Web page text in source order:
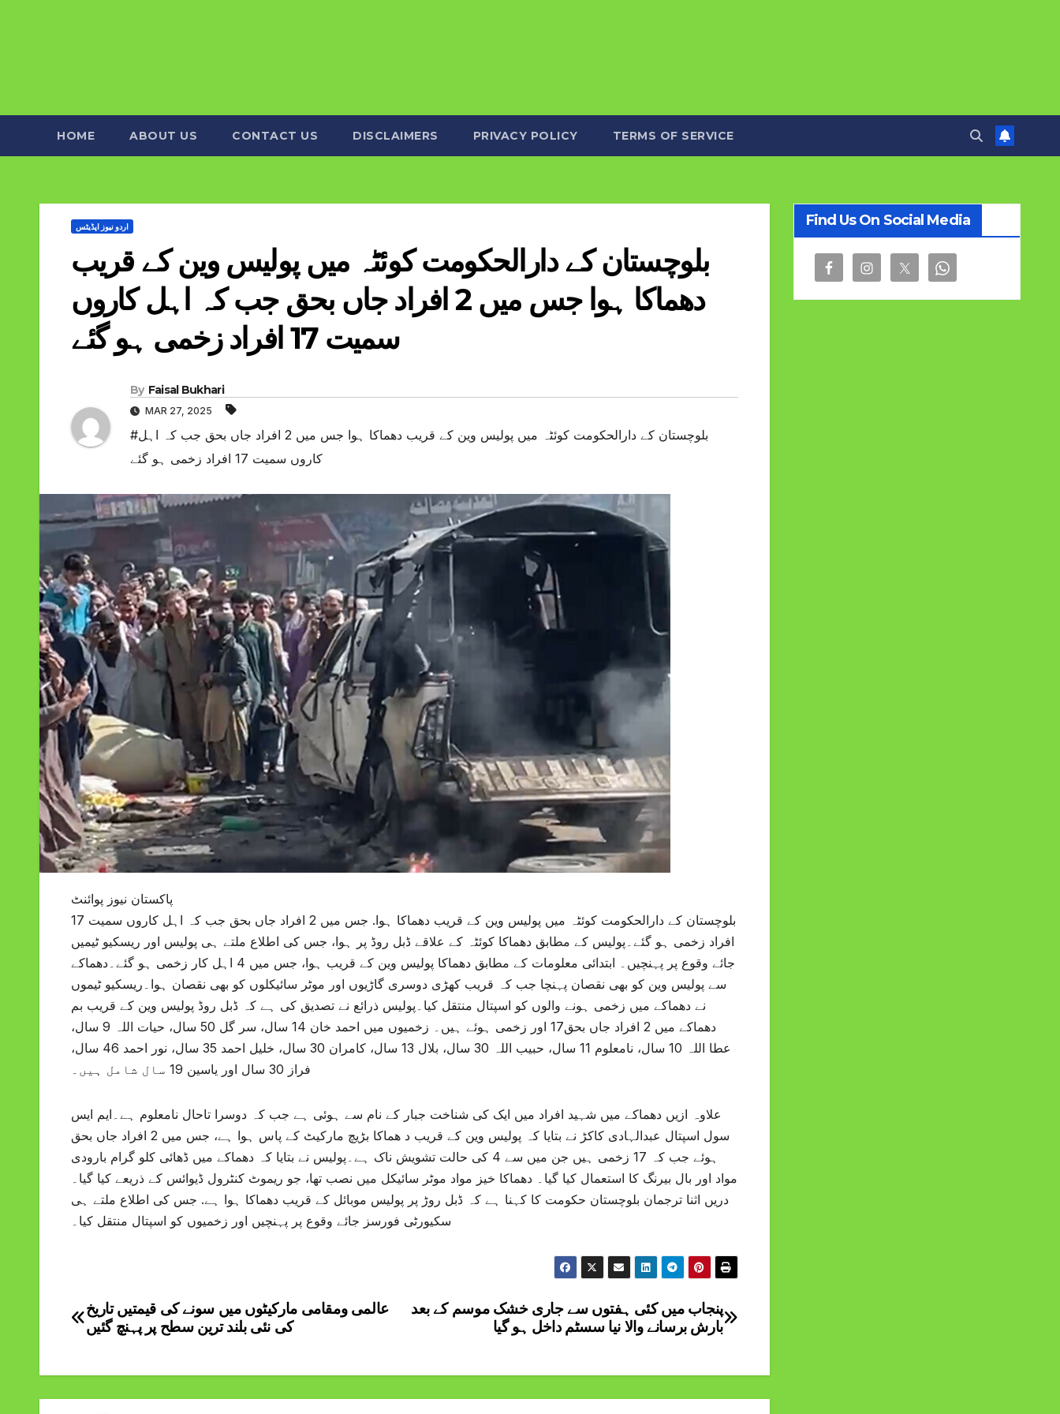
HOME ABOUT US CONTACT US DISCLAIMERS PRIVACY POLICY TERMS OF SERVICE
اردو نیوز اپڈیٹس
بلوچستان کے دارالحکومت کوئٹہ میں پولیس وین کے قریب
دھماکا ہوا جس میں 2 افراد جاں بحق جب کہ اہل کاروں
سمیت 17 افراد زخمی ہو گئے
By Faisal Bukhari
MAR 27, 2025
#بلوچستان کے دارالحکومت کوئٹہ میں پولیس وین کے قریب دھماکا ہوا جس میں 2 افراد جاں بحق جب کہ اہل
کاروں سمیت 17 افراد زخمی ہو گئے
پاکستان نیوز پوائنٹ
بلوچستان کے دارالحکومت کوئٹہ میں پولیس وین کے قریب دھماکا ہوا. جس میں 2 افراد جاں بحق جب کہ اہل کاروں سمیت 17
افراد زخمی ہو گئے۔پولیس کے مطابق دھماکا کوئٹہ کے علاقے ڈبل روڈ پر ہوا، جس کی اطلاع ملتے ہی پولیس اور ریسکیو ٹیمیں
جائے وقوع پر پہنچیں۔ ابتدائی معلومات کے مطابق دھماکا پولیس وین کے قریب ہوا، جس میں 4 اہل کار زخمی ہو گئے۔دھماکے
سے پولیس وین کو بھی نقصان پہنچا جب کہ قریب کھڑی دوسری گاڑیوں اور موٹر سائیکلوں کو بھی نقصان ہوا۔ریسکیو ٹیموں
نے دھماکے میں زخمی ہونے والوں کو اسپتال منتقل کیا۔پولیس ذرائع نے تصدیق کی ہے کہ ڈبل روڈ پولیس وین کے قریب بم
دھماکے میں 2 افراد جاں بحق17 اور زخمی ہوئے ہیں۔ زخمیوں میں احمد خان 14 سال، سر گل 50 سال، حیات اللہ 9 سال،
عطا اللہ 10 سال، نامعلوم 11 سال، حبیب اللہ 30 سال، بلال 13 سال، کامران 30 سال، خلیل احمد 35 سال، نور احمد 46 سال،
فراز 30 سال اور یاسین 19 سال شامل ہیں۔
علاوہ ازیں دھماکے میں شہید افراد میں ایک کی شناخت جبار کے نام سے ہوئی ہے جب کہ دوسرا تاحال نامعلوم ہے۔ایم ایس
سول اسپتال عبدالہادی کاکڑ نے بتایا کہ پولیس وین کے قریب د ھماکا بڑیچ مارکیٹ کے پاس ہوا ہے، جس میں 2 افراد جاں بحق
ہوئے جب کہ 17 زخمی ہیں جن میں سے 4 کی حالت تشویش ناک ہے۔پولیس نے بتایا کہ دھماکے میں ڈھائی کلو گرام بارودی
مواد اور بال بیرنگ کا استعمال کیا گیا۔ دھماکا خیز مواد موٹر سائیکل میں نصب تھا، جو ریموٹ کنٹرول ڈیوائس کے ذریعے کیا گیا۔
دریں اثنا ترجمان بلوچستان حکومت کا کہنا ہے کہ ڈبل روڑ پر پولیس موبائل کے قریب دھماکا ہوا ہے. جس کی اطلاع ملتے ہی
سکیورٹی فورسز جائے وقوع پر پہنچیں اور زخمیوں کو اسپتال منتقل کیا۔
Post
پنجاب میں کئی ہفتوں سے جاری خشک موسم کے بعد
بارش برسانے والا نیا سسٹم داخل ہو گیا
عالمی ومقامی مارکیٹوں میں سونے کی قیمتیں تاریخ
کی نئی بلند ترین سطح پر پہنچ گئیں
Find Us On Social Media